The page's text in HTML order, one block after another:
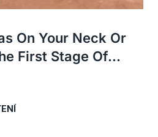
On Your Neck Or
First Stage Of...